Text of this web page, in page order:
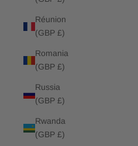
Réunion
(GBP £)
Romania
(GBP £)
Russia
(GBP £)
Rwanda
(GBP £)